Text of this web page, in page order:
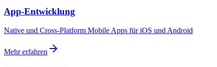
App-Entwicklung
Native und Cross-Platform Mobile Apps für iOS und Android
Mehr erfahren